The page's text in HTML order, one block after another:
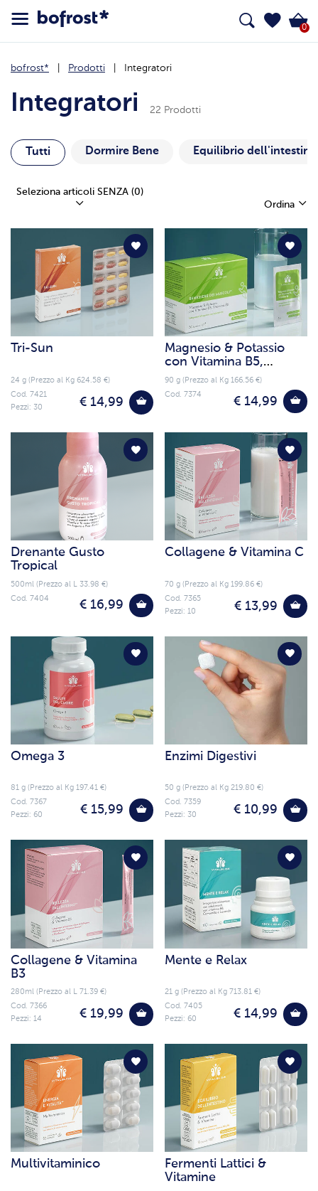
0
bofrost* Prodotti Integratori
Integratori 22 Prodotti
Tutti Dormire Bene Equilibrio
Seleziona articoli SENZA (0)
Ordina
Tri-Sun
24 g (Prezzo al Kg 624.58 €)
€ 14,99
Cod. 7421
Pezzi: 30
Magnesio & Potassio
con Vitamina B5,
Vitamina B6
90 g (Prezzo al Kg 166.56 €)
€ 14,99
Cod. 7374
Drenante Gusto
Tropical
500ml (Prezzo al L 33.98 €)
€ 16,99
Cod. 7404
Collagene & Vitamina C
70 g (Prezzo al Kg 199.86 €)
€ 13,99
Cod. 7365
Pezzi: 10
Omega 3
81 g (Prezzo al Kg 197.41 €)
€ 15,99
Cod. 7367
Pezzi: 60
Enzimi Digestivi
50 g (Prezzo al Kg 219.80 €)
€ 10,99
Cod. 7359
Pezzi: 30
Collagene & Vitamina
B3
280ml (Prezzo al L 71.39 €)
€ 19,99
Cod. 7366
Pezzi: 14
Mente e Relax
21 g (Prezzo al Kg 713.81 €)
€ 14,99
Cod. 7405
Pezzi: 60
Multivitaminico
Fermenti Lattici &
Vitamine